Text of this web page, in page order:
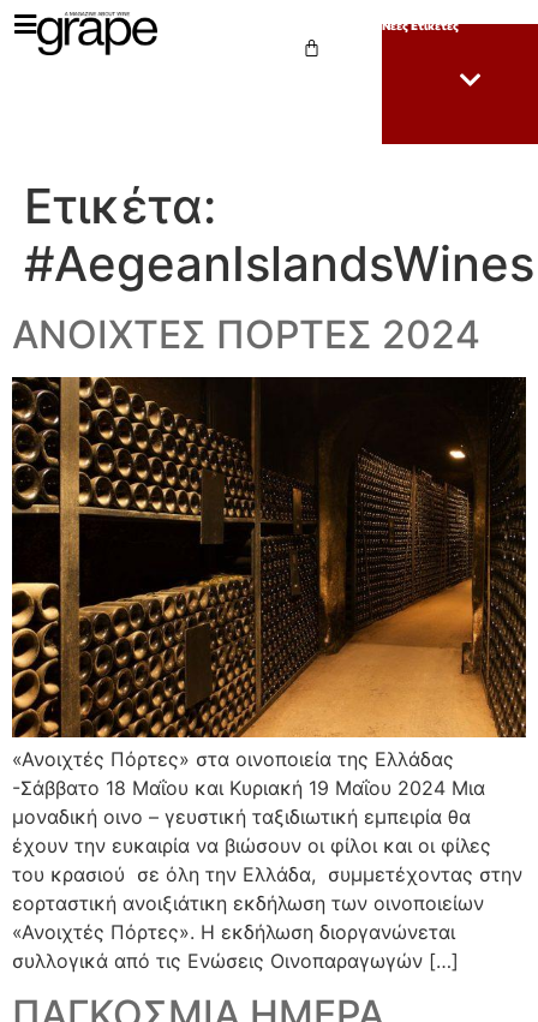
Νέες Ετικέτες
Ετικέτα:
#AegeanIslandsWines
ΑΝΟΙΧΤΕΣ ΠΟΡΤΕΣ 2024
«Ανοιχτές Πόρτες» στα οινοποιεία της Ελλάδας
-Σάββατο 18 Μαΐου και Κυριακή 19 Μαΐου 2024 Μια
μοναδική οινο – γευστική ταξιδιωτική εμπειρία θα
έχουν την ευκαιρία να βιώσουν οι φίλοι και οι φίλες
του κρασιού σε όλη την Ελλάδα, συμμετέχοντας στην
εορταστική ανοιξιάτικη εκδήλωση των οινοποιείων
«Ανοιχτές Πόρτες». Η εκδήλωση διοργανώνεται
συλλογικά από τις Ενώσεις Οινοπαραγωγών […]